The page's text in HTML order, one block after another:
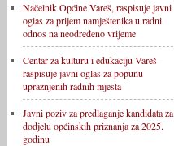
Načelnik Općine Vareš, raspisuje javni
oglas za prijem namještenika u radni
odnos na neodređeno vrijeme
Centar za kulturu i edukaciju Vareš
raspisuje javni oglas za popunu
upražnjenih radnih mjesta
Javni poziv za predlaganje kandidata za
dodjelu općinskih priznanja za 2025.
godinu